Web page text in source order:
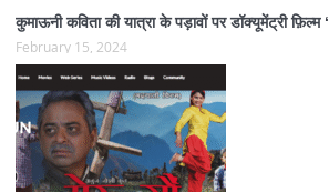
कुमाऊनी कविता की यात्रा के पड़ावों पर डॉक्यूमेंट्री फ़िल्म
February 15, 2024